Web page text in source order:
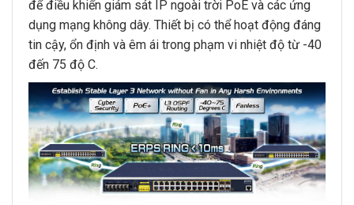
để điều khiển giám sát IP ngoài trời PoE và các ứng
dụng mạng không dây. Thiết bị có thể hoạt động đáng
tin cậy, ổn định và êm ái trong phạm vi nhiệt độ từ -40
đến 75 độ C.